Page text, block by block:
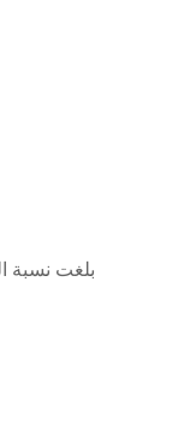
بلغت نسبة